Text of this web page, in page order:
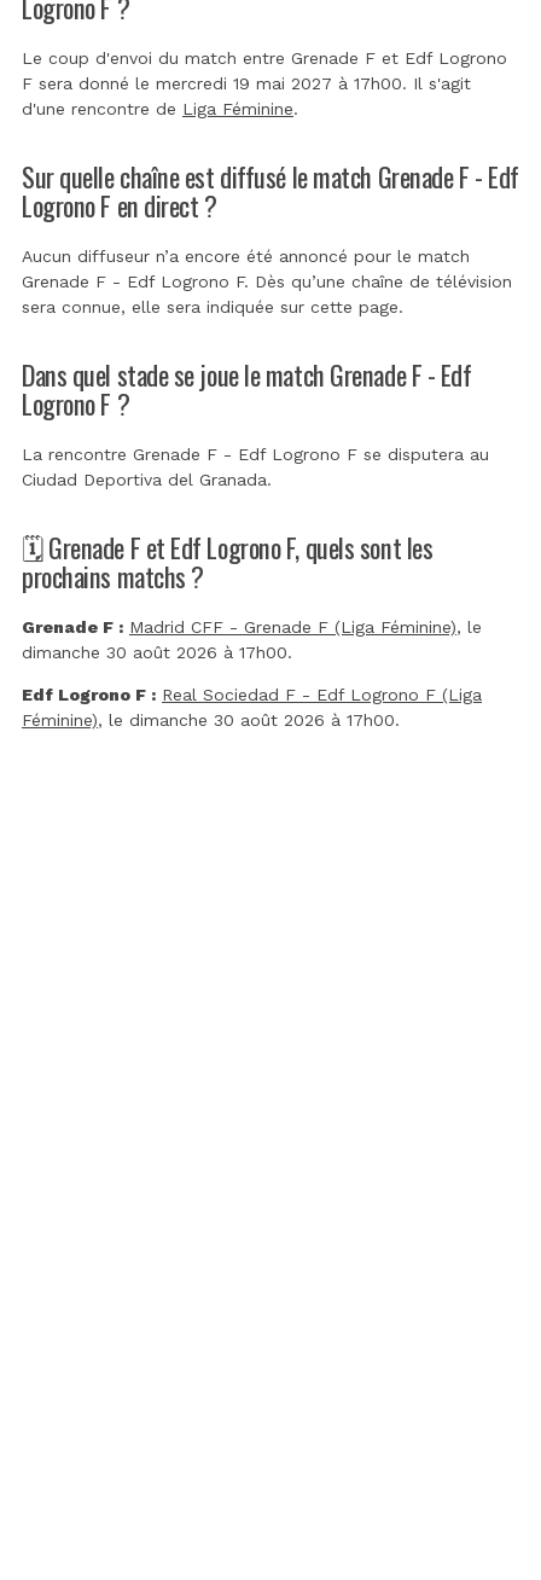
Le coup d'envoi du match entre Grenade F et Edf Logrono
F sera donné le mercredi 19 mai 2027 à 17h00. Il s'agit
d'une rencontre de Liga Féminine.
Sur quelle chaîne est diffusé le match Grenade F - Edf
Logrono F en direct ?
Aucun diffuseur n’a encore été annoncé pour le match
Grenade F - Edf Logrono F. Dès qu’une chaîne de télévision
sera connue, elle sera indiquée sur cette page.
Dans quel stade se joue le match Grenade F - Edf
Logrono F ?
La rencontre Grenade F - Edf Logrono F se disputera au
Ciudad Deportiva del Granada.
🗓️ Grenade F et Edf Logrono F, quels sont les
prochains matchs ?
Grenade F : Madrid CFF - Grenade F (Liga Féminine), le
dimanche 30 août 2026 à 17h00.
Edf Logrono F : Real Sociedad F - Edf Logrono F (Liga
Féminine), le dimanche 30 août 2026 à 17h00.